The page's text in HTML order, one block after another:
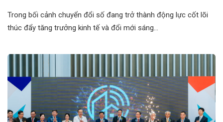
Trong bối cảnh chuyển đổi số đang trở thành động lực cốt lõi
thúc đẩy tăng trưởng kinh tế và đổi mới sáng…